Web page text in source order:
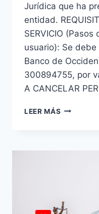
Jurídica que ha
entidad.
SERVICIO
usuario): Se
Banco de
300894755, por
A CANCELAR
LEER MÁS